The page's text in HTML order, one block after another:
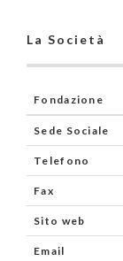
La Società
Fondazione
Sede Sociale
Telefono
Fax
Sito web
Email